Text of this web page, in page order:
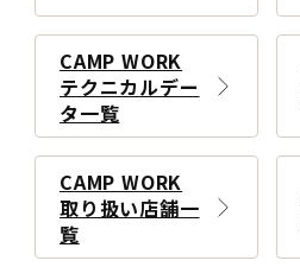
CAMP WORK
テクニカルデー
タ一覧
CAMP WORK
取り扱い店舗一
覧